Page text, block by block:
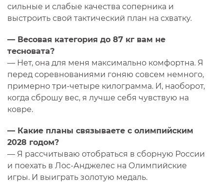
сильные и слабые качества соперника и
выстроить свой тактический план на схватку.
— Весовая категория до 87 кг вам не
тесновата?
— Нет, она для меня максимально комфортна. Я
перед соревнованиями гоняю совсем немного,
примерно три-четыре килограмма. И, наоборот,
когда сброшу вес, я лучше себя чувствую на
ковре.
— Какие планы связываете с олимпийским
2028 годом?
— Я рассчитываю отобраться в сборную России
и поехать в Лос-Анджелес на Олимпийские
игры. И выиграть золотую медаль.